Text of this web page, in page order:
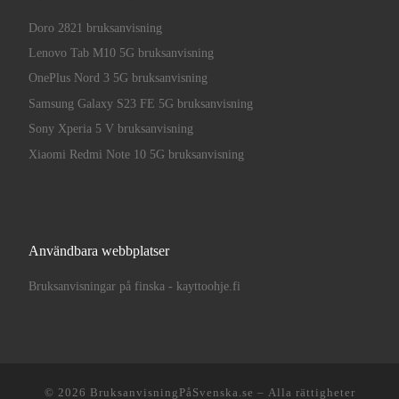
Doro 2821 bruksanvisning
Lenovo Tab M10 5G bruksanvisning
OnePlus Nord 3 5G bruksanvisning
Samsung Galaxy S23 FE 5G bruksanvisning
Sony Xperia 5 V bruksanvisning
Xiaomi Redmi Note 10 5G bruksanvisning
Användbara webbplatser
Bruksanvisningar på finska - kayttoohje.fi
© 2026 BruksanvisningPåSvenska.se – Alla rättigheter